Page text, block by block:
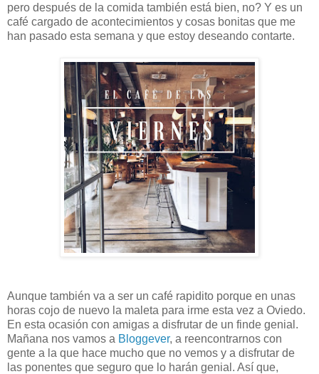
pero después de la comida también está bien, no? Y es un
café cargado de acontecimientos y cosas bonitas que me
han pasado esta semana y que estoy deseando contarte.
Aunque también va a ser un café rapidito porque en unas
horas cojo de nuevo la maleta para irme esta vez a Oviedo.
En esta ocasión con amigas a disfrutar de un finde genial.
Mañana nos vamos a Bloggever, a reencontrarnos con
gente a la que hace mucho que no vemos y a disfrutar de
las ponentes que seguro que lo harán genial. Así que,